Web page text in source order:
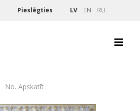
Pieslēgties LV EN RU
No. Apskatīt